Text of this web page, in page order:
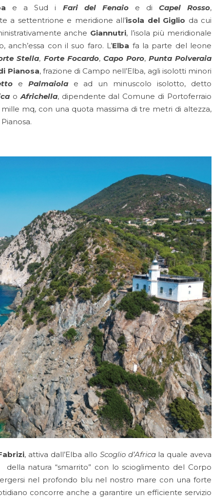
e a Sud i Fari del Fenaioe di Capel Rosso,
a settentrione e meridione all’isola del Giglio da cui
anche Giannutri, l’isola più meridionale
anch’essa con il suo faro. L’Elba fa la parte del leone
Stella, Forte Focardo, Capo Poro, Punta Polveraia
Pianosa, frazione di Campo nell’Elba, agli isolotti minori
e Palmaiolae ad un minuscolo isolotto, detto
oAfrichella, dipendente dal Comune di Portoferraio
mq, con una quota massima di tre metri di altezza,
, attiva dall’Elba allo Scoglio d’Africala quale aveva
natura “smarrito” con lo scioglimento del Corpo
nel profondo blu nel nostro mare con una forte
concorre anche a garantire un efficiente servizio